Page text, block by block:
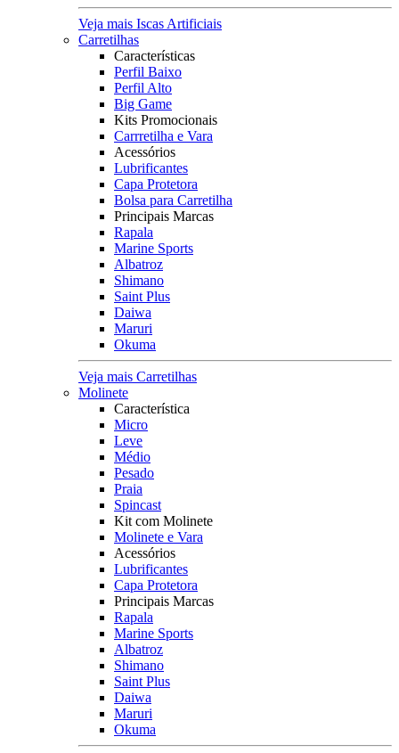
Veja mais Iscas Artificiais
Carretilhas
Características
Perfil Baixo
Perfil Alto
Big Game
Kits Promocionais
Carrretilha e Vara
Acessórios
Lubrificantes
Capa Protetora
Bolsa para Carretilha
Principais Marcas
Rapala
Marine Sports
Albatroz
Shimano
Saint Plus
Daiwa
Maruri
Okuma
Veja mais Carretilhas
Molinete
Característica
Micro
Leve
Médio
Pesado
Praia
Spincast
Kit com Molinete
Molinete e Vara
Acessórios
Lubrificantes
Capa Protetora
Principais Marcas
Rapala
Marine Sports
Albatroz
Shimano
Saint Plus
Daiwa
Maruri
Okuma